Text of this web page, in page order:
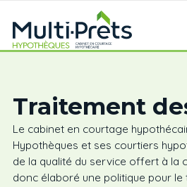
Traitement
Le cabinet en courtage
Hypothèques et ses courtiers
de la qualité du service offert à la
donc élaboré une politique pour